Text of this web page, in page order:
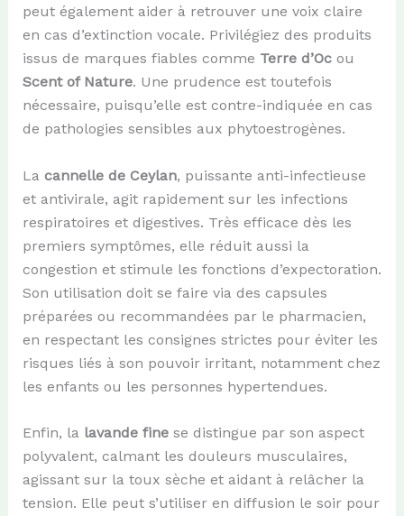
peut également aider à retrouver une voix claire
en cas d’extinction vocale. Privilégiez des produits
issus de marques fiables comme Terre d’Ocou
Scent of Nature. Une prudence est toutefois
nécessaire, puisqu’elle est contre-indiquée en cas
de pathologies sensibles aux phytoestrogènes.
La cannelle de Ceylan, puissante anti-infectieuse
et antivirale, agit rapidement sur les infections
respiratoires et digestives. Très efficace dès les
premiers symptômes, elle réduit aussi la
congestion et stimule les fonctions d’expectoration.
Son utilisation doit se faire via des capsules
préparées ou recommandées par le pharmacien,
en respectant les consignes strictes pour éviter les
risques liés à son pouvoir irritant, notamment chez
les enfants ou les personnes hypertendues.
Enfin, la lavande finese distingue par son aspect
polyvalent, calmant les douleurs musculaires,
agissant sur la toux sèche et aidant à relâcher la
tension. Elle peut s’utiliser en diffusion le soir pour